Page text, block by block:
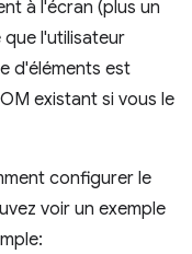
à l'écran (plus un
l'utilisateur
d'éléments est
existant si vous le
configurer le
voir un exemple